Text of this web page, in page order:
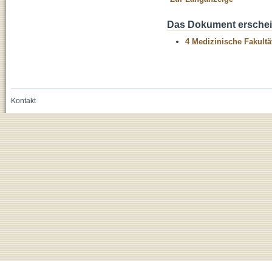
Das Dokument
4 Medizinische
Kontakt